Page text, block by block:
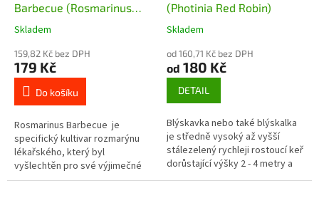
Barbecue (Rosmarinus
officinalis Barbecue) - 20
Skladem
159,82 Kč bez DPH
179 Kč
Do košíku
Rosmarinus Barbecue je
specifický kultivar rozmarýnu
lékařského, který byl
vyšlechtěn pro své výjimečné
kulinářské vlastnosti, zejména
(Photinia Red Robin)
Skladem
od 160,71 Kč bez DPH
od 180 Kč
DETAIL
Blýskavka nebo také blýskalka
je středně vysoký až vyšší
stálezelený rychleji rostoucí keř
dorůstající výšky 2 - 4 metry a
šířky 1 - 2 metry. Využití má jako